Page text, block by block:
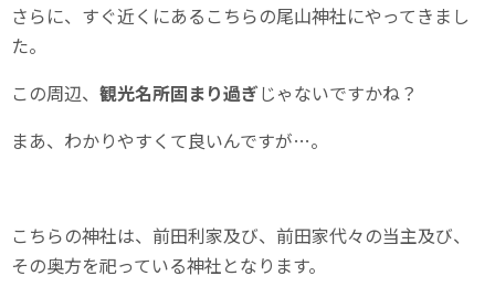
さらに、すぐ近くにあるこちらの尾山神社にやってきまし
た。
この周辺、 観光名所固まり過ぎじゃないですかね？
まあ、わかりやすくて良いんですが…。
こちらの神社は、前田利家及び、前田家代々の当主及び、
その奥方を祀っている神社となります。